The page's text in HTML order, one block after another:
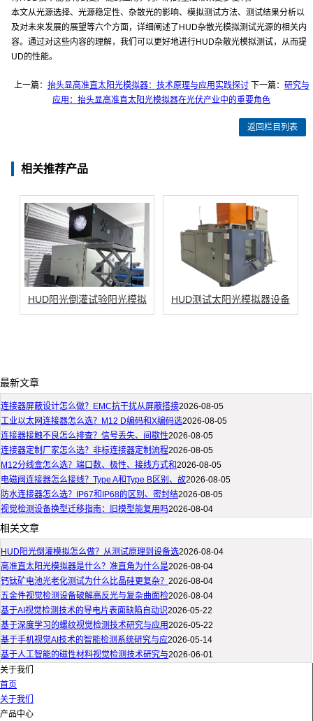
本文从光源选择、光源稳定性、杂散光的影响、模拟测试方法、测试结果分析以
及对未来发展的展望等六个方面，详细阐述了HUD杂散光模拟测试光源的相关内
容。通过对这些内容的理解，我们可以更好地进行HUD杂散光模拟测试，从而提
UD的性能。
上一篇： 抬头显高准直太阳光模拟器：技术原理与应用实践探讨下一篇： 研究与
应用：抬头显高准直太阳光模拟器在光伏产业中的重要角色
返回栏目列表
相关推荐产品
HUD阳光倒灌试验阳光模拟 HUD测试太阳光模拟器设备
最新文章
连接器屏蔽设计怎么做？EMC抗干扰从屏蔽搭接2026-08-05
工业以太网连接器怎么选？M12 D编码和X编码选2026-08-05
连接器接触不良怎么排查？信号丢失、间歇性2026-08-05
连接器定制厂家怎么选？非标连接器定制流程2026-08-05
M12分线盒怎么选？端口数、极性、接线方式和2026-08-05
电磁阀连接器怎么接线？Type A和Type B区别、故2026-08-05
防水连接器怎么选？IP67和IP68的区别、密封结2026-08-05
视觉检测设备换型迁移指南：旧模型能复用吗2026-08-04
相关文章
HUD阳光倒灌模拟怎么做？从测试原理到设备选2026-08-04
高准直太阳光模拟器是什么？准直角为什么是2026-08-04
钙钛矿电池光老化测试为什么比晶硅更复杂？ 2026-08-04
五金件视觉检测设备破解高反光与复杂曲面检2026-08-04
基于AI视觉检测技术的导电片表面缺陷自动识2026-05-22
基于深度学习的螺纹视觉检测技术研究与应用2026-05-22
基于手机视觉AI技术的智能检测系统研究与应2026-05-14
基于人工智能的磁性材料视觉检测技术研究与2026-06-01
关于我们
首页
关于我们
产品中心